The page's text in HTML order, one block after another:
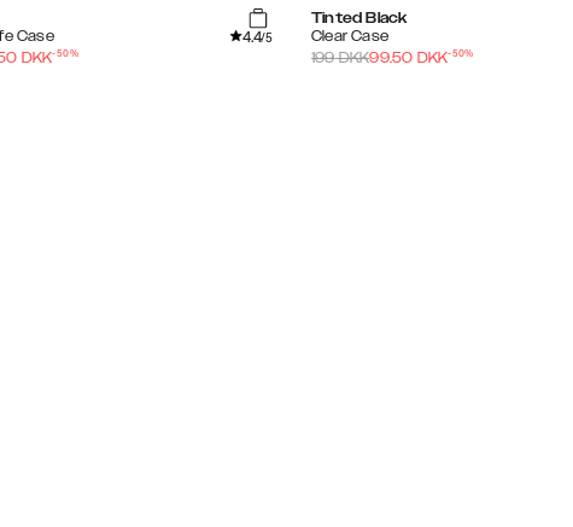
Case
4.4/5
DKK-50%
Tinted Black
Clear Case
199DKK99.50 DKK-50%